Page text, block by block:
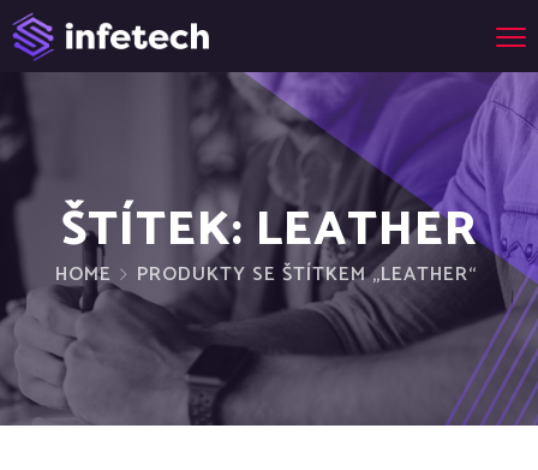
ŠTÍTEK: LEATHER
HOME PRODUKTY SE ŠTÍTKEM „LEATHER“